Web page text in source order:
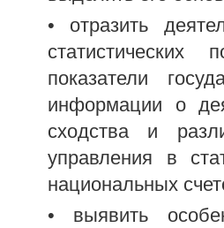
• отразить
статистических
показатели
информации о
сходства и
управления в
национальных
• выявить